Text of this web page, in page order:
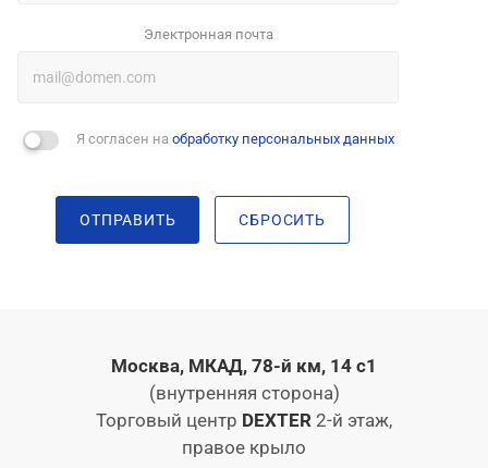
Электронная почта
Я согласен на обработку персональных данных
ОТПРАВИТЬ СБРОСИТЬ
Москва, МКАД, 78-й км, 14 с1
(внутренняя сторона)
Торговый центр DEXTER 2-й этаж,
правое крыло